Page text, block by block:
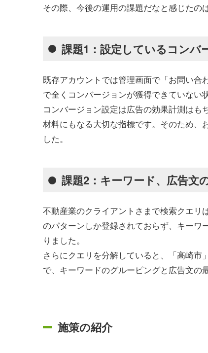
その際、今後の運用の課題だなと感じたの
課題1：設定しているコンバ
既存アカウントでは管理画面で「お問い合
で全くコンバージョンが獲得できていない
コンバージョン設定は広告の効果計測は
材料にもなる大切な指標です。そのため、
した。
課題2：キーワード、広告文
不動産業のクライアントさまで検索クエリ
のパターンしか登録されておらず、キー
りました。
さらにクエリを分解していると、「高崎
で、キーワードのグルーピングと広告文の
施策の紹介